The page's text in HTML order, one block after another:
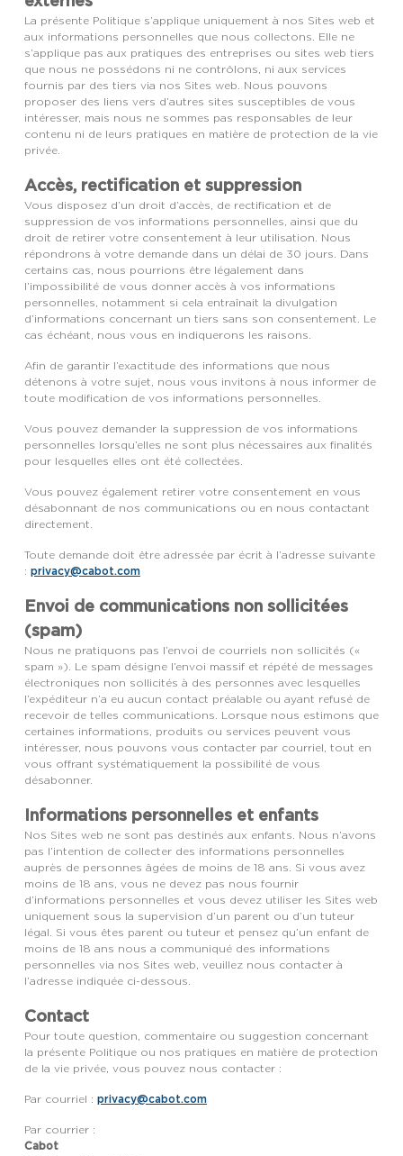
La présente Politique s’applique uniquement à nos Sites web et
aux informations personnelles que nous collectons. Elle ne
s’applique pas aux pratiques des entreprises ou sites web tiers
que nous ne possédons ni ne contrôlons, ni aux services
fournis par des tiers via nos Sites web. Nous pouvons
proposer des liens vers d’autres sites susceptibles de vous
intéresser, mais nous ne sommes pas responsables de leur
contenu ni de leurs pratiques en matière de protection de la vie
privée.
Accès, rectification et suppression
Vous disposez d’un droit d’accès, de rectification et de
suppression de vos informations personnelles, ainsi que du
droit de retirer votre consentement à leur utilisation. Nous
répondrons à votre demande dans un délai de 30 jours. Dans
certains cas, nous pourrions être légalement dans
l’impossibilité de vous donner accès à vos informations
personnelles, notamment si cela entraînait la divulgation
d’informations concernant un tiers sans son consentement. Le
cas échéant, nous vous en indiquerons les raisons.
Afin de garantir l’exactitude des informations que nous
détenons à votre sujet, nous vous invitons à nous informer de
toute modification de vos informations personnelles.
Vous pouvez demander la suppression de vos informations
personnelles lorsqu’elles ne sont plus nécessaires aux finalités
pour lesquelles elles ont été collectées.
Vous pouvez également retirer votre consentement en vous
désabonnant de nos communications ou en nous contactant
directement.
Toute demande doit être adressée par écrit à l’adresse suivante
: privacy@cabot.com
Envoi de communications non sollicitées
(spam)
Nous ne pratiquons pas l’envoi de courriels non sollicités («
spam »). Le spam désigne l’envoi massif et répété de messages
électroniques non sollicités à des personnes avec lesquelles
l’expéditeur n’a eu aucun contact préalable ou ayant refusé de
recevoir de telles communications. Lorsque nous estimons que
certaines informations, produits ou services peuvent vous
intéresser, nous pouvons vous contacter par courriel, tout en
vous offrant systématiquement la possibilité de vous
désabonner.
Informations personnelles et enfants
Nos Sites web ne sont pas destinés aux enfants. Nous n’avons
pas l’intention de collecter des informations personnelles
auprès de personnes âgées de moins de 18 ans. Si vous avez
moins de 18 ans, vous ne devez pas nous fournir
d’informations personnelles et vous devez utiliser les Sites web
uniquement sous la supervision d’un parent ou d’un tuteur
légal. Si vous êtes parent ou tuteur et pensez qu’un enfant de
moins de 18 ans nous a communiqué des informations
personnelles via nos Sites web, veuillez nous contacter à
l’adresse indiquée ci-dessous.
Contact
Pour toute question, commentaire ou suggestion concernant
la présente Politique ou nos pratiques en matière de protection
de la vie privée, vous pouvez nous contacter :
Par courriel : privacy@cabot.com
Par courrier :
Cabot